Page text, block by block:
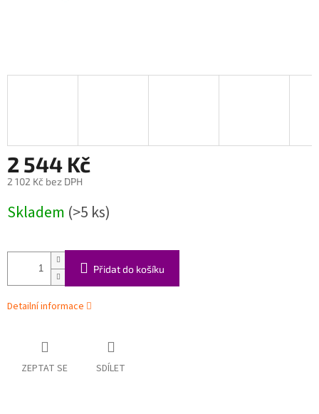
2 544 Kč
2 102 Kč bez DPH
cena:
Skladem (>5 ks)
Přidat do košíku
Detailní informace
ZEPTAT SE SDÍLET